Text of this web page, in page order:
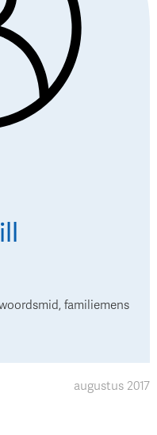
familiemens
augustus 2017